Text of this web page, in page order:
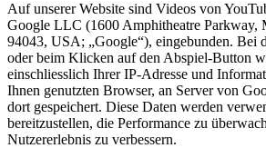
Auf unserer Website sind Videos von
Google LLC (1600 Amphitheatre Parkway,
94043, USA; „Google“), eingebunden. Bei
oder beim Klicken auf den Abspiel-Button
einschliesslich Ihrer IP-Adresse und
Ihnen genutzten Browser, an Server von
dort gespeichert. Diese Daten werden
bereitzustellen, die Performance zu
Nutzererlebnis zu verbessern.